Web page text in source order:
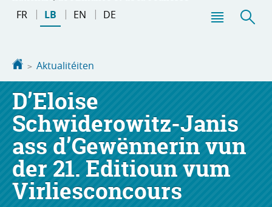
Changer
FR LB EN DE
Startsäit
Aktualitéiten
D’Eloise
Schwiderowitz-Janis
ass d’Gewënnerin vun
der 21. Editioun vum
Virliesconcours